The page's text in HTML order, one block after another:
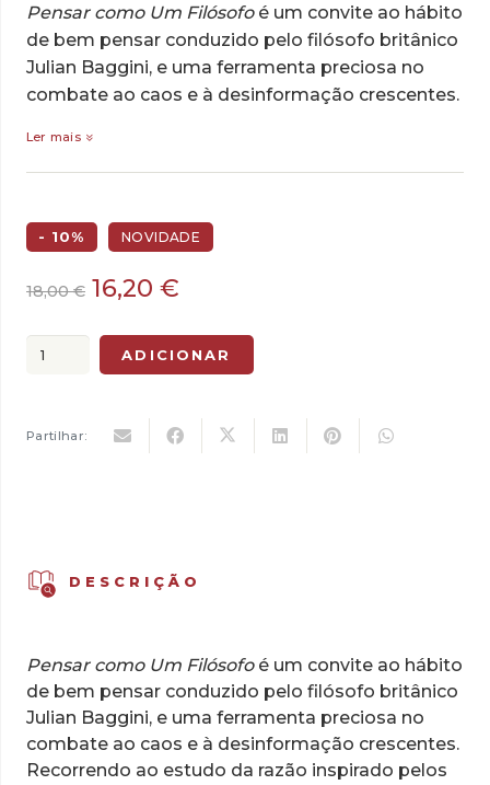
Pensar como Um Filósofoé um convite ao hábito
de bem pensar conduzido pelo filósofo britânico
Julian Baggini, e uma ferramenta preciosa no
combate ao caos e à desinformação crescentes.
Ler mais
- 10% NOVIDADE
18,00€ O
original
era:
16,20 €
atual
é:
Quantidade
como
ADICIONAR
Partilhar:
DESCRIÇÃO
Pensar como Um Filósofoé um convite ao hábito
de bem pensar conduzido pelo filósofo britânico
Julian Baggini, e uma ferramenta preciosa no
combate ao caos e à desinformação crescentes.
Recorrendo ao estudo da razão inspirado pelos